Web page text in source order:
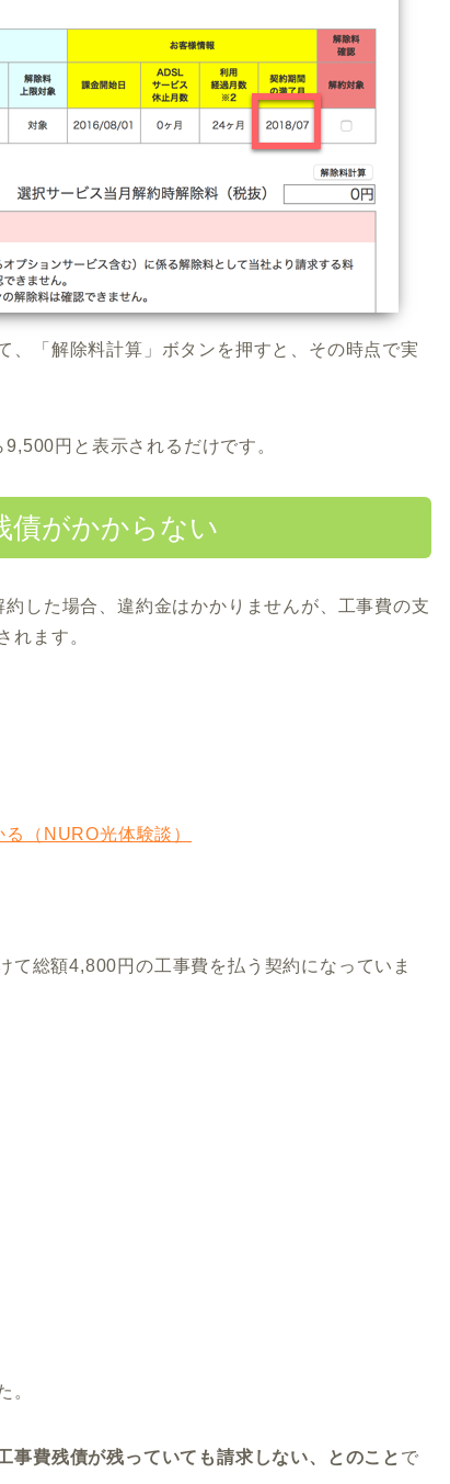
、「解除料計算」ボタンを押すと、その時点で実
円と表示されるだけです。
債がかからない
した場合、違約金はかかりませんが、工事費の支
れます。
（NURO光体験談）
総額4,800円の工事費を払う契約になっていま
。
事費残債が残っていても請求しない、とのこと で